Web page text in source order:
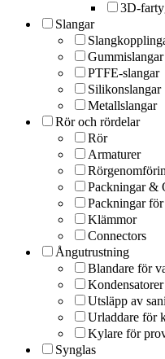
3D-
Slangar
Gummislangar
PTFE-slangar
Silikonslangar
Metallslangar
Rör och rördelar
Rör
Armaturer
Packningar &
Packningar
Klämmor
Connectors
Ångutrustning
Blandare för
Kondensatorer
Utsläpp av
Urladdare för
Kylare för
Synglas